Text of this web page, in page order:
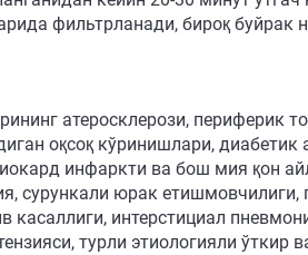
фильтрланади, бироқ буйрак
атеросклерози, периферик
оқсоқ кўринишлари,
инфаркти ва бош мия қон
сурункали юрак етишмовчилиги,
касаллиги, интерстициал
турли этиологияли ўткир